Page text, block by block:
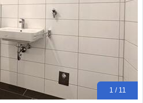
1 / 11